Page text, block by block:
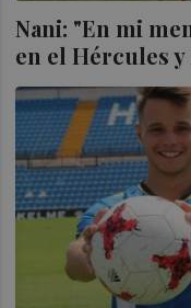
Nani: "En mi
en el Hércules